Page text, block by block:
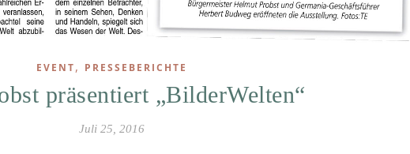
EVENT, PRESSEBERICHTE
präsentiert „BilderWelten“
Juli 25, 2016